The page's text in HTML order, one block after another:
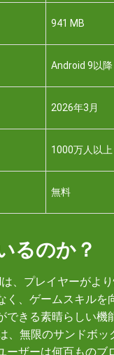
941 MB
Android 9以降
2026年3月
1000万人以上
無料
るのか？
、プレイヤーがよ
く、ゲームスキルを
できる素晴らしい機
、無限のサンドボッ
ーザーは何百ものブ